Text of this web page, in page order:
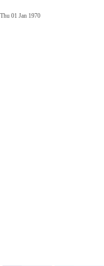
Thu 01 Jan 1970